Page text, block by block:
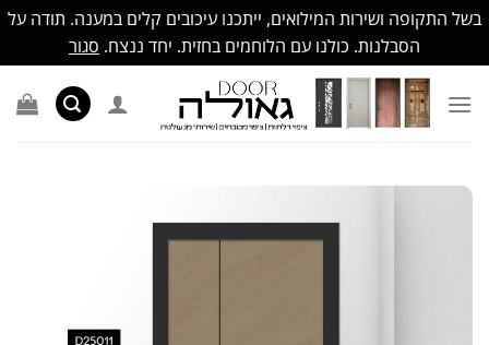
בשל התקופה ושירות המילואים, ייתכנו עיכובים קלים במענה. תודה על
הסבלנות. כולנו עם הלוחמים בחזית. יחד ננצח. סגור
content